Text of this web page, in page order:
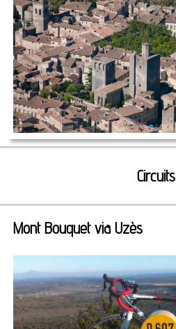
Circuits
Mont Bouquet via Uzès